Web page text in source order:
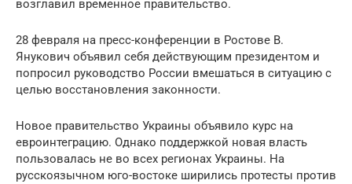
возглавил временное правительство.
28 февраля на пресс-конференции в Ростове В.
Янукович объявил себя действующим президентом и
попросил руководство России вмешаться в ситуацию с
целью восстановления законности.
Новое правительство Украины объявило курс на
евроинтеграцию. Однако поддержкой новая власть
пользовалась не во всех регионах Украины. На
русскоязычном юго-востоке ширились протесты против